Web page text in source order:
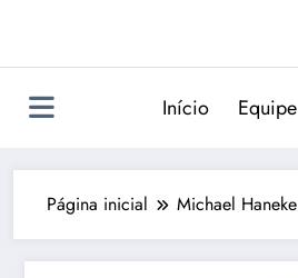
Início Equipe
Página inicial Michael Haneke